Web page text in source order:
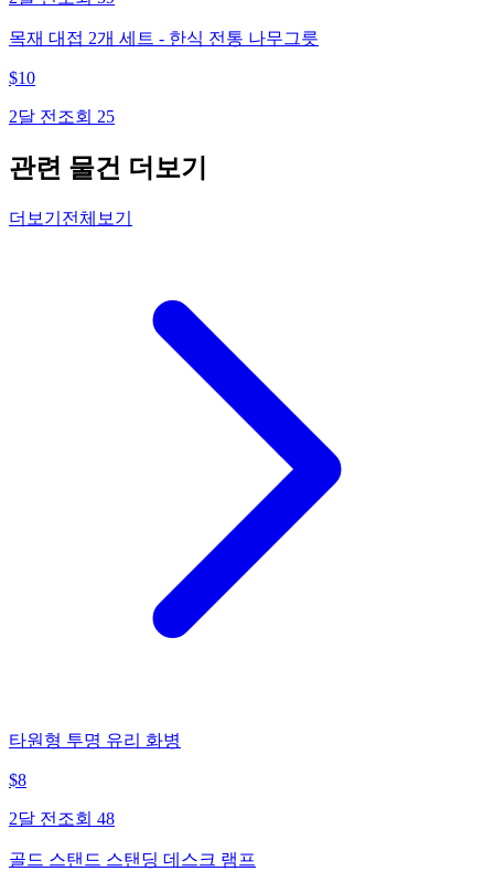
목재 대접 2개 세트 - 한식 전통 나무그릇
$10
2달 전 조회 25
관련 물건 더보기
더보기 전체보기
타원형 투명 유리 화병
$8
2달 전 조회 48
골드 스탠드 스탠딩 데스크 램프